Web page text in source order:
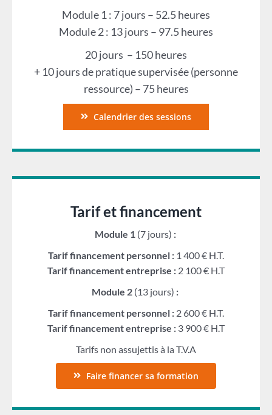
Module 1 : 7 jours – 52.5 heures
Module 2 : 13 jours – 97.5 heures
20 jours – 150 heures
+ 10 jours de pratique supervisée (personne
ressource) – 75 heures
Calendrier des sessions
Tarif et financement
Module 1 (7 jours) :
Tarif financement personnel : 1 400 € H.T.
Tarif financement entreprise : 2 100 € H.T
Module 2 (13 jours) :
Tarif financement personnel : 2 600 € H.T.
Tarif financement entreprise : 3 900 € H.T
Tarifs non assujettis à la T.V.A
Faire financer sa formation